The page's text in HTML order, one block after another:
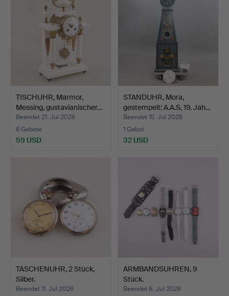
TISCHUHR, Marmor,
Messing, gustavianischer…
Beendet 21. Jul 2026
6 Gebote
59 USD
STANDUHR, Mora,
gestempelt: A.A.S, 19. Jah…
Beendet 15. Jul 2026
1 Gebot
32 USD
TASCHENUHR, 2 Stück,
Silber.
Beendet 11. Jul 2026
ARMBANDSUHREN, 9
Stück.
Beendet 8. Jul 2026